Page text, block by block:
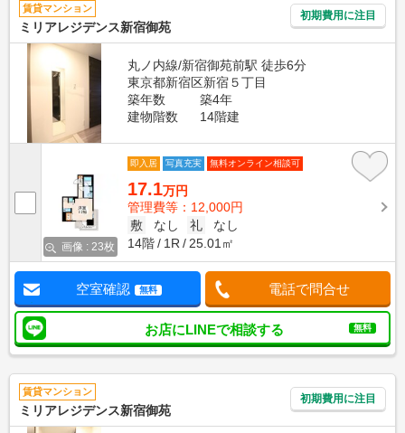
賃貸マンション
ミリアレジデンス新宿御苑
初期費用に注目
丸ノ内線/新宿御苑前駅 徒歩6分
東京都新宿区新宿５丁目
築年数
築4年
建物階数
14階建
画像 : 23枚
即入居 写真充実 無料オンライン相談可
17.1万円
管理費等：12,000円
敷
なし 礼
なし
14階
1R 25.01㎡
空室確認 無料 電話で問合せ
お店にLINEで相談する 無料
賃貸マンション
ミリアレジデンス新宿御苑
初期費用に注目